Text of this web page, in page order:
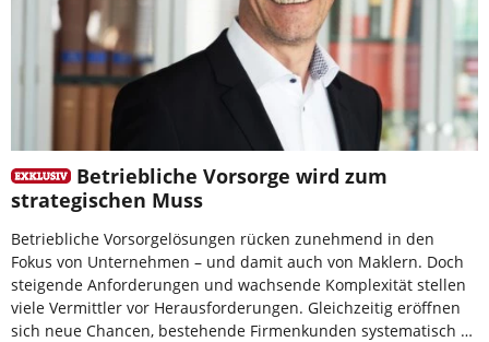
Betriebliche Vorsorge wird zum
strategischen Muss
Betriebliche Vorsorgelösungen rücken zunehmend in den
Fokus von Unternehmen – und damit auch von Maklern. Doch
steigende Anforderungen und wachsende Komplexität stellen
viele Vermittler vor Herausforderungen. Gleichzeitig eröffnen
sich neue Chancen, bestehende Firmenkunden systematisch …